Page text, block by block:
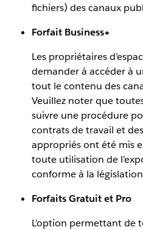
fichiers) des canaux
Forfait Business+
Les propriétaires
demander à accéder à
tout le contenu des
Veuillez noter que
suivre une procédure
contrats de travail et
appropriés ont été mis
toute utilisation de
conforme à la
Forfaits Gratuit et Pro
L’option permettant de